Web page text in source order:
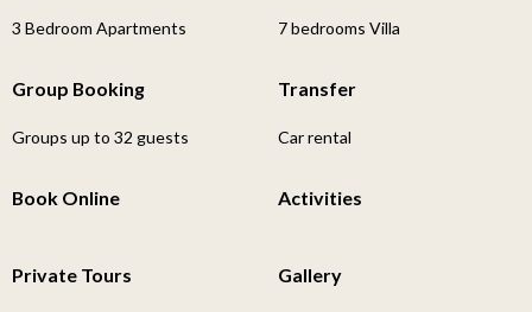
3 Bedroom Apartments 7 bedrooms Villa
Group Booking
Groups up to 32 guests
Transfer
Car rental
Book Online Activities
Private Tours Gallery